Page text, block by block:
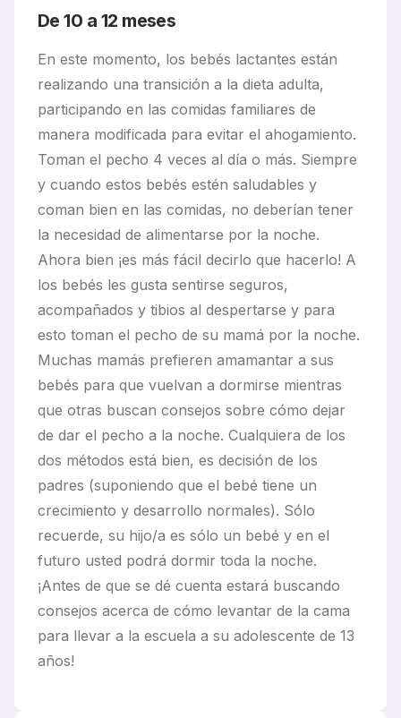
De 10 a 12 meses
En este momento, los bebés lactantes están
realizando una transición a la dieta adulta,
participando en las comidas familiares de
manera modificada para evitar el ahogamiento.
Toman el pecho 4 veces al día o más. Siempre
y cuando estos bebés estén saludables y
coman bien en las comidas, no deberían tener
la necesidad de alimentarse por la noche.
Ahora bien ¡es más fácil decirlo que hacerlo! A
los bebés les gusta sentirse seguros,
acompañados y tibios al despertarse y para
esto toman el pecho de su mamá por la noche.
Muchas mamás prefieren amamantar a sus
bebés para que vuelvan a dormirse mientras
que otras buscan consejos sobre cómo dejar
de dar el pecho a la noche. Cualquiera de los
dos métodos está bien, es decisión de los
padres (suponiendo que el bebé tiene un
crecimiento y desarrollo normales). Sólo
recuerde, su hijo/a es sólo un bebé y en el
futuro usted podrá dormir toda la noche.
¡Antes de que se dé cuenta estará buscando
consejos acerca de cómo levantar de la cama
para llevar a la escuela a su adolescente de 13
años!